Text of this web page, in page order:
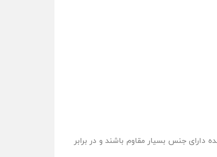
جنس بسیار مقاوم باشند و در برابر